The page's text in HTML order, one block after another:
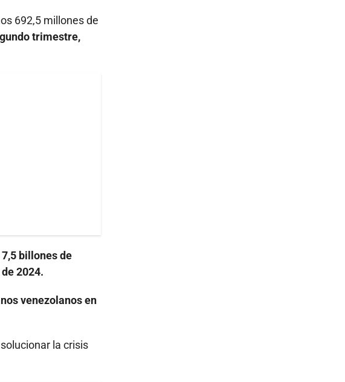
692,5 millones de
trimestre,
7,5 billones de
2024.
venezolanos en
la crisis